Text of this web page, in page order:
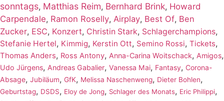
sonntags, Matthias Reim, Bernhard Brink, Howard
Carpendale, Ramon Roselly, Airplay, Best Of, Ben
Zucker, ESC, Konzert, Christin Stark, Schlagerchampions,
Stefanie Hertel, Kimmig, Kerstin Ott, Semino Rossi, Tickets,
Thomas Anders, Ross Antony, Anna-Carina Woitschack, Amigos,
Udo Jürgens, Andreas Gabalier, Vanessa Mai, Fantasy, Corona-
Absage, Jubiläum, GfK, Melissa Naschenweng, Dieter Bohlen,
Geburtstag, DSDS, Eloy de Jong, Schlager des Monats, Eric Philippi,